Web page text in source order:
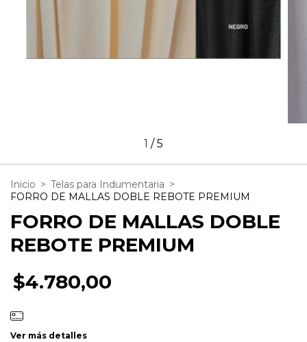
1 /5
Inicio > Telas para Indumentaria >
FORRO DE MALLAS DOBLE REBOTE PREMIUM
FORRO DE MALLAS DOBLE
REBOTE PREMIUM
$4.780,00
Ver más detalles